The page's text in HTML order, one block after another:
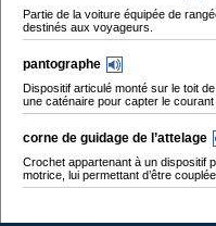
Partie de la voiture équipée de
destinés aux voyageurs.
pantographe
Dispositif articulé monté sur le toit
une caténaire pour capter le courant
corne de guidage de l’attelage
Crochet appartenant à un dispositif
motrice, lui permettant d’être